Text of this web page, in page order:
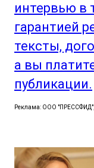
интервью в
гарантией
тексты,
а вы
публикации.
Реклама: ООО